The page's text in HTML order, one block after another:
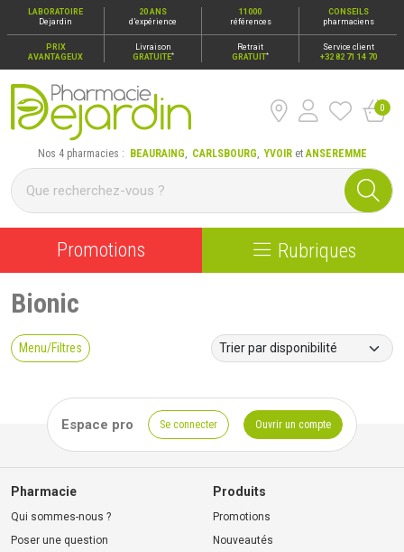
LABORATOIRE
Dejardin
20 ANS
d’expérience
11000
références
CONSEILS
pharmaciens
PRIX
AVANTAGEUX
Livraison
GRATUITE*
Retrait
GRATUIT*
Service client
+32 82 71 14 70
Pharmacie Dejardin Nos 4 pharmacies : Beauraing,
0
Nos 4 pharmacies : BEAURAING, CARLSBOURG,YVOIRetANSEREMME
Promotions Rubriques
Bionic
Menu/Filtres
Espace pro Se connecter Ouvrir un compte
Pharmacie
Qui sommes-nous ?
Poser une question
Produits
Promotions
Nouveautés